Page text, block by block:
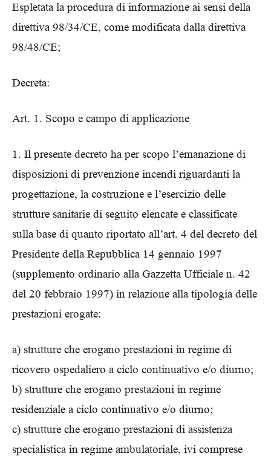
Espletata la procedura di informazione ai sensi della
direttiva 98/34/CE, come modificata dalla direttiva
98/48/CE;
Decreta:
Art. 1. Scopo e campo di applicazione
1. Il presente decreto ha per scopo l’emanazione di
disposizioni di prevenzione incendi riguardanti la
progettazione, la costruzione e l’esercizio delle
strutture sanitarie di seguito elencate e classificate
sulla base di quanto riportato all’art. 4 del decreto del
Presidente della Repubblica 14 gennaio 1997
(supplemento ordinario alla Gazzetta Ufficiale n. 42
del 20 febbraio 1997) in relazione alla tipologia delle
prestazioni erogate:
a) strutture che erogano prestazioni in regime di
ricovero ospedaliero a ciclo continuativo e/o diurno;
b) strutture che erogano prestazioni in regime
residenziale a ciclo continuativo e/o diurno;
c) strutture che erogano prestazioni di assistenza
specialistica in regime ambulatoriale, ivi comprese